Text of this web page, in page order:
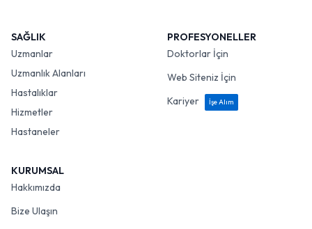
SAĞLIK
Uzmanlar
Uzmanlık Alanları
Hastalıklar
Hizmetler
Hastaneler
PROFESYONELLER
Doktorlar İçin
Web Siteniz İçin
Kariyer
İşe Alım
KURUMSAL
Hakkımızda
Bize Ulaşın